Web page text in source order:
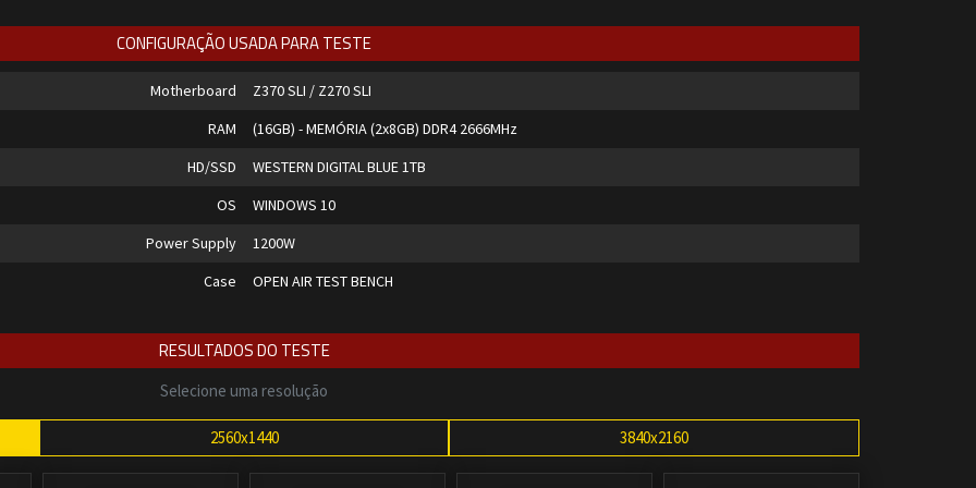
CONFIGURAÇÃO USADA PARA TESTE
Motherboard
Z370 SLI / Z270 SLI
RAM
(16GB) - MEMÓRIA (2x8GB) DDR4 2666MHz
HD/SSD
WESTERN DIGITAL BLUE 1TB
OS
WINDOWS 10
Power Supply
1200W
Case
OPEN AIR TEST BENCH
RESULTADOS DO TESTE
Selecione uma resolução
2560x1440 3840x2160